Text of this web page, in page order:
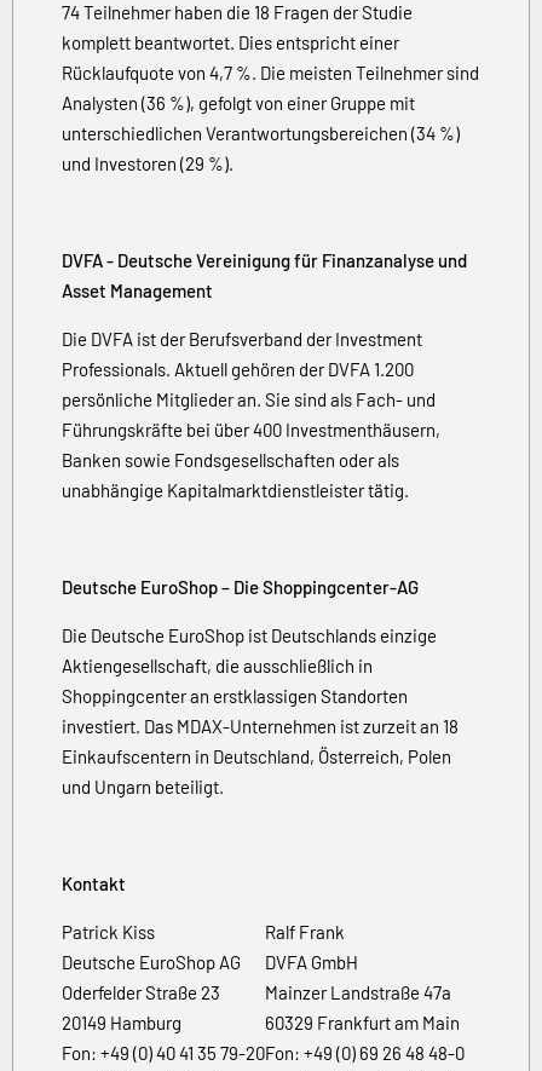
74 Teilnehmer haben die 18 Fragen der Studie
komplett beantwortet. Dies entspricht einer
Rücklaufquote von 4,7 %. Die meisten Teilnehmer sind
Analysten (36 %), gefolgt von einer Gruppe mit
unterschiedlichen Verantwortungsbereichen (34 %)
und Investoren (29 %).
DVFA - Deutsche Vereinigung für Finanzanalyse und
Asset Management
Die DVFA ist der Berufsverband der Investment
Professionals. Aktuell gehören der DVFA 1.200
persönliche Mitglieder an. Sie sind als Fach- und
Führungskräfte bei über 400 Investmenthäusern,
Banken sowie Fondsgesellschaften oder als
unabhängige Kapitalmarktdienstleister tätig.
Deutsche EuroShop – Die Shoppingcenter-AG
Die Deutsche EuroShop ist Deutschlands einzige
Aktiengesellschaft, die ausschließlich in
Shoppingcenter an erstklassigen Standorten
investiert. Das MDAX-Unternehmen ist zurzeit an 18
Einkaufscentern in Deutschland, Österreich, Polen
und Ungarn beteiligt.
Kontakt
Patrick Kiss
Deutsche EuroShop AG
Oderfelder Straße 23
20149 Hamburg
Fon: +49 (0) 40 41 35 79-20
Ralf Frank
DVFA GmbH
Mainzer Landstraße 47a
60329 Frankfurt am Main
Fon: +49 (0) 69 26 48 48-0